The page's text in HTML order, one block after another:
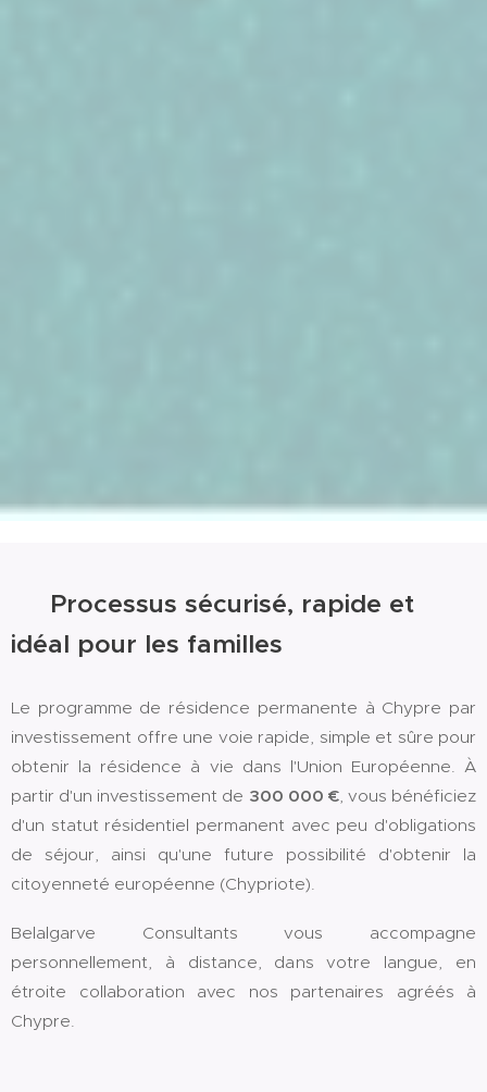
🌍 Processus sécurisé, rapide et
idéal pour les familles
Le programme de résidence permanente à Chypre par
investissement offre une voie rapide, simple et sûre pour
obtenir la résidence à vie dans l'Union Européenne. À
partir d'un investissement de 300 000 €, vous bénéficiez
d'un statut résidentiel permanent avec peu d'obligations
de séjour, ainsi qu'une future possibilité d'obtenir la
citoyenneté européenne (Chypriote).
Belalgarve Consultants vous accompagne
personnellement, à distance, dans votre langue, en
étroite collaboration avec nos partenaires agréés à
Chypre.